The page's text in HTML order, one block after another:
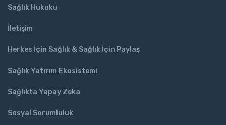
Sağlık Hukuku
İletişim
Herkes İçin Sağlık & Sağlık İçin Paylaş
Sağlık Yatırım Ekosistemi
Sağlıkta Yapay Zeka
Sosyal Sorumluluk